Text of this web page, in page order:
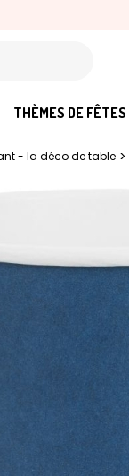
THÈMES DE FÊTES
- la déco de table >